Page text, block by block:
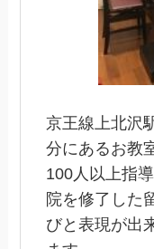
京王線上北沢
分にあるお教
100人以上指
院を修了した
びと表現が出